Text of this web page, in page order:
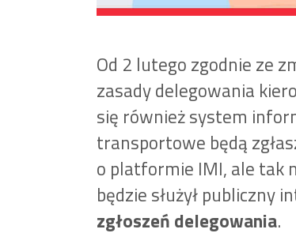
Od 2 lutego zgodnie ze
zasady delegowania
się również system
transportowe będą
o platformie IMI, ale tak
będzie służył publiczny
zgłoszeń delegowania.